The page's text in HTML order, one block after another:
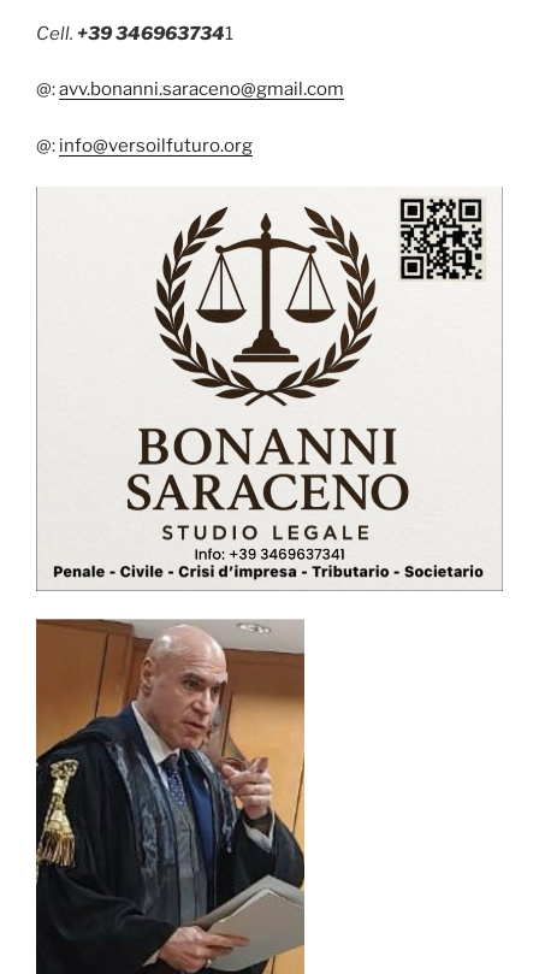
Cell. +39 3469637341
@:avv.bonanni.saraceno@gmail.com
@: info@versoilfuturo.org